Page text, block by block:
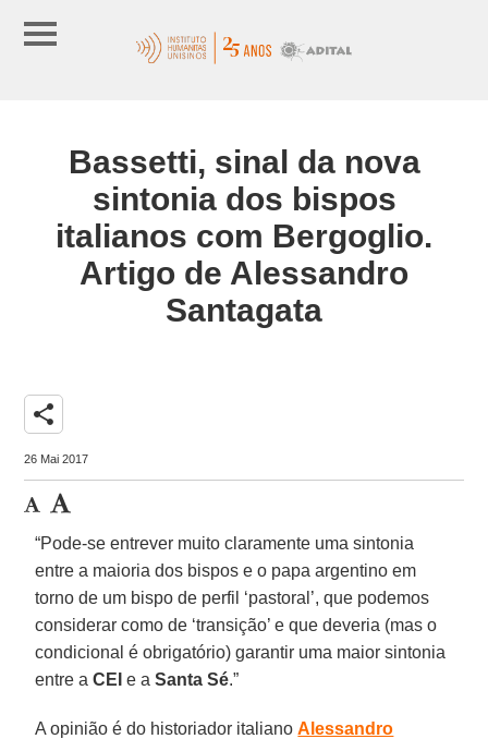
Bassetti, sinal da nova
sintonia dos bispos
italianos com Bergoglio.
Artigo de Alessandro
Santagata
share
26 Mai 2017
“Pode-se entrever muito claramente uma sintonia
entre a maioria dos bispos e o papa argentino em
torno de um bispo de perfil ‘pastoral’, que podemos
considerar como de ‘transição’ e que deveria (mas o
condicional é obrigatório) garantir uma maior sintonia
entre aCEI e aSanta Sé.”
A opinião é do historiador italianoAlessandro